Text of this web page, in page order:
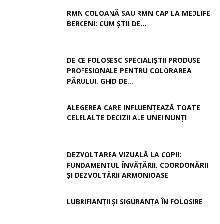
RMN COLOANĂ SAU RMN CAP LA MEDLIFE
BERCENI: CUM ȘTII DE...
DE CE FOLOSESC SPECIALIȘTII PRODUSE
PROFESIONALE PENTRU COLORAREA
PĂRULUI, GHID DE...
ALEGEREA CARE INFLUENȚEAZĂ TOATE
CELELALTE DECIZII ALE UNEI NUNȚI
DEZVOLTAREA VIZUALĂ LA COPII:
FUNDAMENTUL ÎNVĂȚĂRII, COORDONĂRII
ȘI DEZVOLTĂRII ARMONIOASE
LUBRIFIANȚII ȘI SIGURANȚA ÎN FOLOSIRE